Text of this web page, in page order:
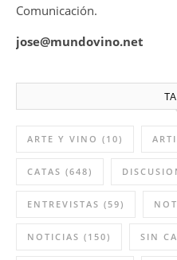
Comunicación.
jose@mundovino.net
ARTE Y VINO (10)
CATAS (648)
ENTREVISTAS (59)
NOTICIAS (150) SIN